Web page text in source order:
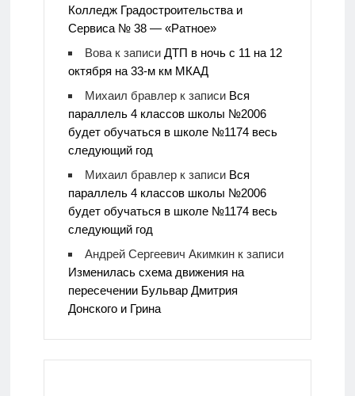
Колледж Градостроительства и
Сервиса № 38 — «Ратное»
Вовак записи ДТП в ночь с 11 на 12
октября на 33-м км МКАД
Михаил бравлерк записи Вся
параллель 4 классов школы №2006
будет обучаться в школе №1174 весь
следующий год
Михаил бравлерк записи Вся
параллель 4 классов школы №2006
будет обучаться в школе №1174 весь
следующий год
Андрей Сергеевич Акимкинк записи
Изменилась схема движения на
пересечении Бульвар Дмитрия
Донского и Грина